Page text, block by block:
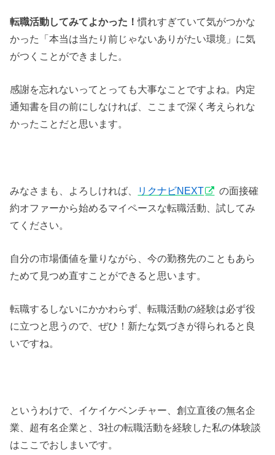
転職活動してみてよかった！慣れすぎていて気がつかな
かった「本当は当たり前じゃないありがたい環境」に気
がつくことができました。
感謝を忘れないってとっても大事なことですよね。内定
通知書を目の前にしなければ、ここまで深く考えられな
かったことだと思います。
みなさまも、よろしければ、 リクナビNEXT
の面接確
約オファーから始めるマイペースな転職活動、試してみ
てください。
自分の市場価値を量りながら、今の勤務先のこともあら
ためて見つめ直すことができると思います。
転職するしないにかかわらず、転職活動の経験は必ず役
に立つと思うので、ぜひ！新たな気づきが得られると良
いですね。
というわけで、イケイケベンチャー、創立直後の無名企
業、超有名企業と、3社の転職活動を経験した私の体験談
はここでおしまいです。